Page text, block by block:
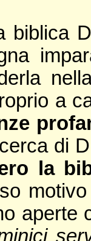
biblica
a
di
la
aperte